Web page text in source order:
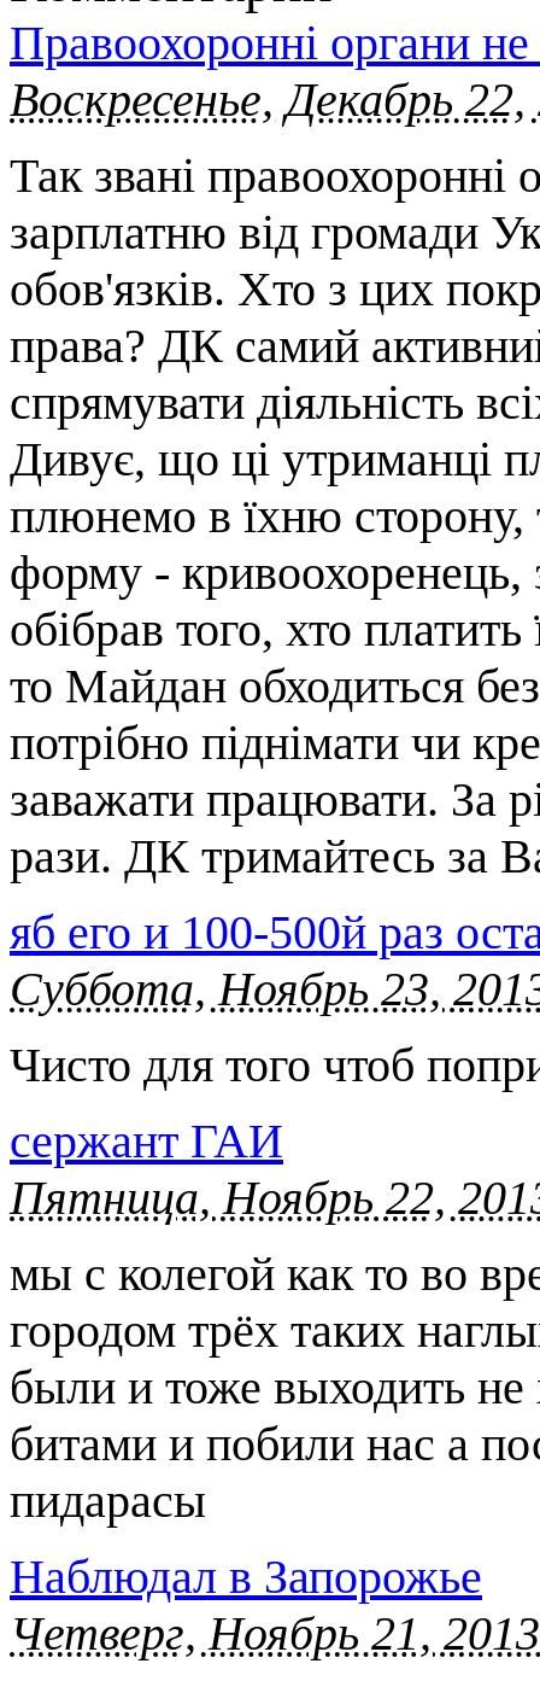
Правоохоронні органи
Воскресенье, Декабрь
Так звані правоохоронні
зарплатню від громади
обов'язків. Хто з цих
права? ДК самий
спрямувати діяльність
Дивує, що ці утриманці
плюнемо в їхню сторону,
форму - кривоохоренець,
обібрав того, хто
то Майдан обходиться
потрібно піднімати чи
заважати працювати. За
рази. ДК тримайтесь
яб его и 100-500й раз
Суббота, Ноябрь 23,
Чисто для того чтоб
сержант ГАИ
Пятница, Ноябрь 22,
мы с колегой как то во
городом трёх таких
были и тоже выходить
битами и побили нас а
пидapacы
Наблюдал в Запорожье
Четверг, Ноябрь 21,